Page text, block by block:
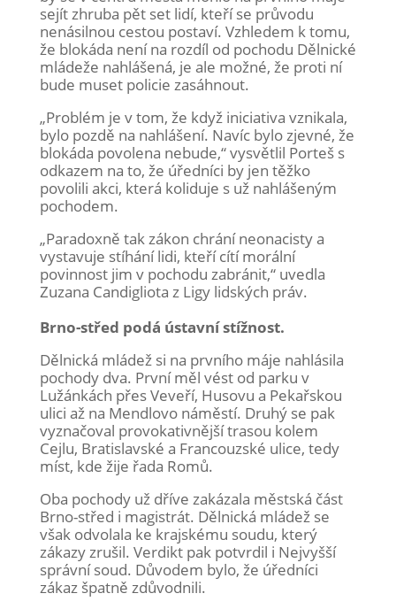
sejít zhruba pět set lidí, kteří se průvodu
nenásilnou cestou postaví. Vzhledem k tomu,
že blokáda není na rozdíl od pochodu Dělnické
mládeže nahlášená, je ale možné, že proti ní
bude muset policie zasáhnout.
„Problém je v tom, že když iniciativa vznikala,
bylo pozdě na nahlášení. Navíc bylo zjevné, že
blokáda povolena nebude,“ vysvětlil Porteš s
odkazem na to, že úředníci by jen těžko
povolili akci, která koliduje s už nahlášeným
pochodem.
„Paradoxně tak zákon chrání neonacisty a
vystavuje stíhání lidi, kteří cítí morální
povinnost jim v pochodu zabránit,“ uvedla
Zuzana Candigliota z Ligy lidských práv.
Brno-střed podá ústavní stížnost.
Dělnická mládež si na prvního máje nahlásila
pochody dva. První měl vést od parku v
Lužánkách přes Veveří, Husovu a Pekařskou
ulici až na Mendlovo náměstí. Druhý se pak
vyznačoval provokativnější trasou kolem
Cejlu, Bratislavské a Francouzské ulice, tedy
míst, kde žije řada Romů.
Oba pochody už dříve zakázala městská část
Brno-střed i magistrát. Dělnická mládež se
však odvolala ke krajskému soudu, který
zákazy zrušil. Verdikt pak potvrdil i Nejvyšší
správní soud. Důvodem bylo, že úředníci
zákaz špatně zdůvodnili.